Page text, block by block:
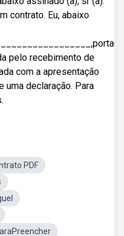
contrato. Eu, abaixo
pelo recebimento de
com a apresentação
uma declaração. Para
PDF